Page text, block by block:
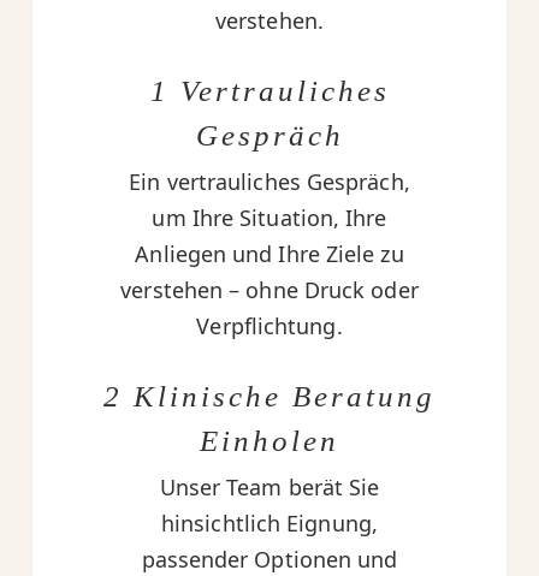
verstehen.
1 Vertrauliches
Gespräch
Ein vertrauliches Gespräch,
um Ihre Situation, Ihre
Anliegen und Ihre Ziele zu
verstehen – ohne Druck oder
Verpflichtung.
2 Klinische Beratung
Einholen
Unser Team berät Sie
hinsichtlich Eignung,
passender Optionen und